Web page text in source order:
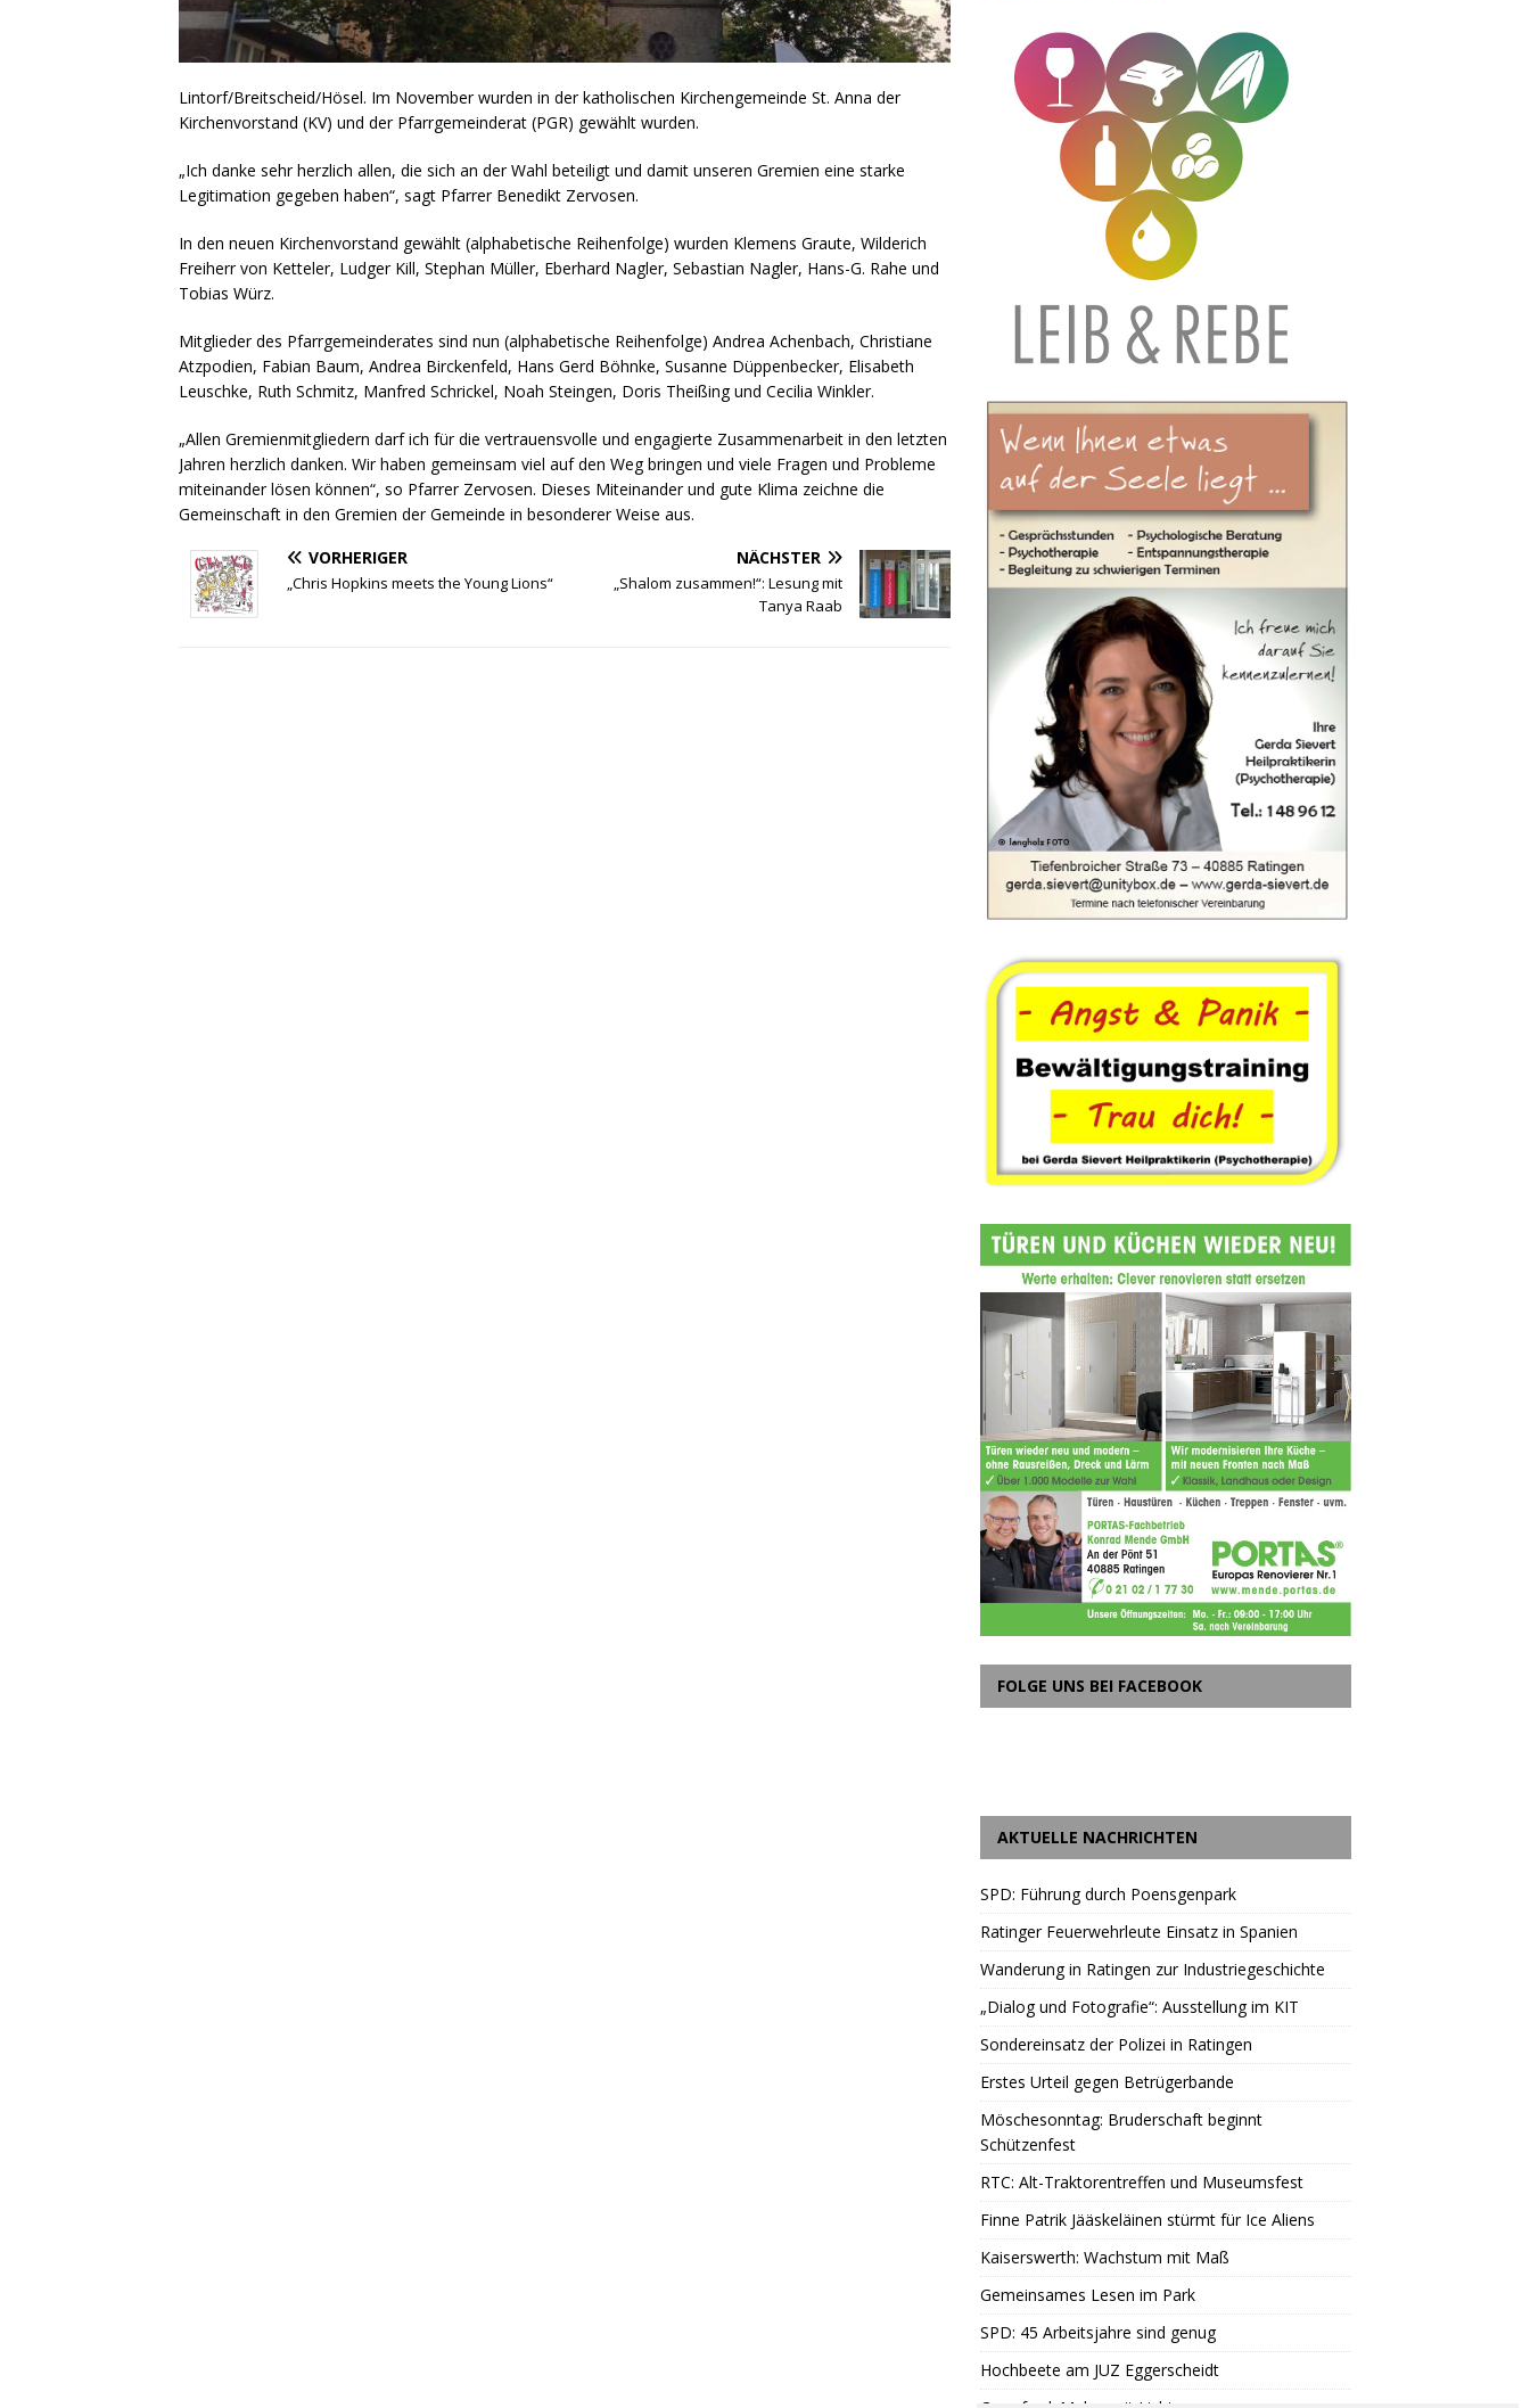
Lintorf/Breitscheid/Hösel. Im November wurden in der katholischen Kirchengemeinde St. Anna der
Kirchenvorstand (KV) und der Pfarrgemeinderat (PGR) gewählt wurden.
„Ich danke sehr herzlich allen, die sich an der Wahl beteiligt und damit unseren Gremien eine starke
Legitimation gegeben haben“, sagt Pfarrer Benedikt Zervosen.
In den neuen Kirchenvorstand gewählt (alphabetische Reihenfolge) wurden Klemens Graute, Wilderich
Freiherr von Ketteler, Ludger Kill, Stephan Müller, Eberhard Nagler, Sebastian Nagler, Hans-G. Rahe und
Tobias Würz.
Mitglieder des Pfarrgemeinderates sind nun (alphabetische Reihenfolge) Andrea Achenbach, Christiane
Atzpodien, Fabian Baum, Andrea Birckenfeld, Hans Gerd Böhnke, Susanne Düppenbecker, Elisabeth
Leuschke, Ruth Schmitz, Manfred Schrickel, Noah Steingen, Doris Theißing und Cecilia Winkler.
„Allen Gremienmitgliedern darf ich für die vertrauensvolle und engagierte Zusammenarbeit in den letzten
Jahren herzlich danken. Wir haben gemeinsam viel auf den Weg bringen und viele Fragen und Probleme
miteinander lösen können“, so Pfarrer Zervosen. Dieses Miteinander und gute Klima zeichne die
Gemeinschaft in den Gremien der Gemeinde in besonderer Weise aus.
VORHERIGER
„Chris Hopkins meets the Young Lions“
NÄCHSTER
„Shalom zusammen!“: Lesung mit
Tanya Raab
FOLGE UNS BEI FACEBOOK
AKTUELLE NACHRICHTEN
SPD: Führung durch Poensgenpark
Ratinger Feuerwehrleute Einsatz in Spanien
Wanderung in Ratingen zur Industriegeschichte
„Dialog und Fotografie“: Ausstellung im KIT
Sondereinsatz der Polizei in Ratingen
Erstes Urteil gegen Betrügerbande
Möschesonntag: Bruderschaft beginnt
Schützenfest
RTC: Alt-Traktorentreffen und Museumsfest
Finne Patrik Jääskeläinen stürmt für Ice Aliens
Kaiserswerth: Wachstum mit Maß
Gemeinsames Lesen im Park
SPD: 45 Arbeitsjahre sind genug
Hochbeete am JUZ Eggerscheidt